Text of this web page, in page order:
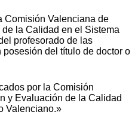
Comisión Valenciana de
la Calidad en el Sistema
profesorado de las
del título de doctor o
por la Comisión
y Evaluación de la Calidad
Valenciano.»